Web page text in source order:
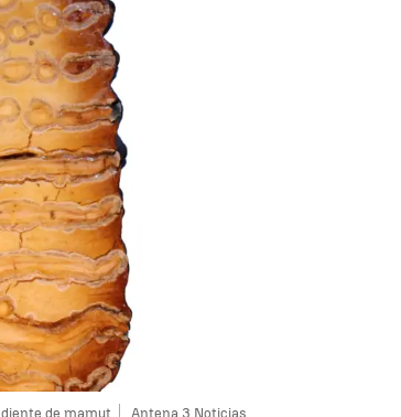
diente de mamut Antena 3 Noticias